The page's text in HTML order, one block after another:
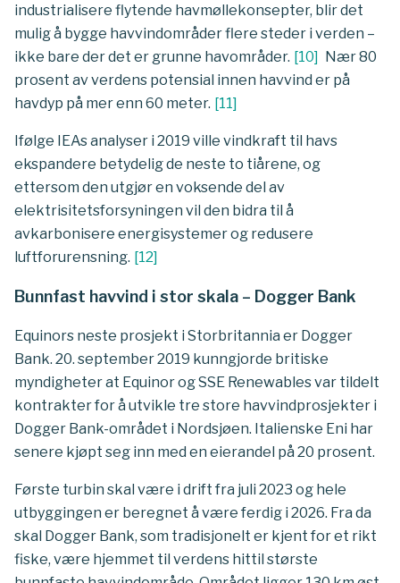
industrialisere flytende havmøllekonsepter, blir det
mulig å bygge havvindområder flere steder i verden –
ikke bare der det er grunne havområder. [10] Nær 80
prosent av verdens potensial innen havvind er på
havdyp på mer enn 60 meter. [11]
Ifølge IEAs analyser i 2019 ville vindkraft til havs
ekspandere betydelig de neste to tiårene, og
ettersom den utgjør en voksende del av
elektrisitetsforsyningen vil den bidra til å
avkarbonisere energisystemer og redusere
luftforurensning. [12]
Bunnfast havvind i stor skala – Dogger Bank
Equinors neste prosjekt i Storbritannia er Dogger
Bank. 20. september 2019 kunngjorde britiske
myndigheter at Equinor og SSE Renewables var tildelt
kontrakter for å utvikle tre store havvindprosjekter i
Dogger Bank-området i Nordsjøen. Italienske Eni har
senere kjøpt seg inn med en eierandel på 20 prosent.
Første turbin skal være i drift fra juli 2023 og hele
utbyggingen er beregnet å være ferdig i 2026. Fra da
skal Dogger Bank, som tradisjonelt er kjent for et rikt
fiske, være hjemmet til verdens hittil største